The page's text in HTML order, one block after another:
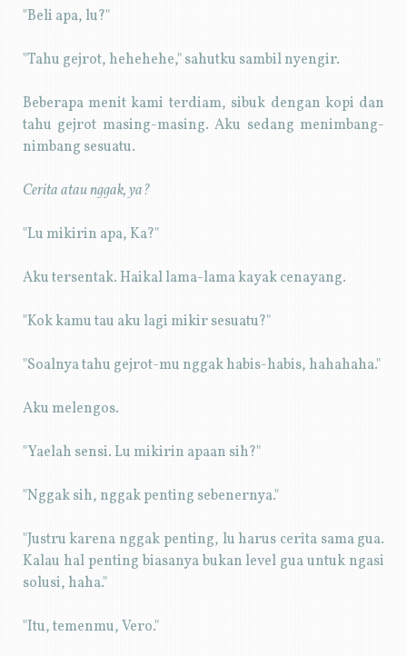
"Beli apa, lu?"
"Tahu gejrot, hehehehe," sahutku sambil nyengir.
Beberapa menit kami terdiam, sibuk dengan kopi dan
tahu gejrot masing-masing. Aku sedang menimbang-
nimbang sesuatu.
Cerita atau nggak, ya?
"Lu mikirin apa, Ka?"
Aku tersentak. Haikal lama-lama kayak cenayang.
"Kok kamu tau aku lagi mikir sesuatu?"
"Soalnya tahu gejrot-mu nggak habis-habis, hahahaha."
Aku melengos.
"Yaelah sensi. Lu mikirin apaan sih?"
"Nggak sih, nggak penting sebenernya."
"Justru karena nggak penting, lu harus cerita sama gua.
Kalau hal penting biasanya bukan level gua untuk ngasi
solusi, haha."
"Itu, temenmu, Vero."